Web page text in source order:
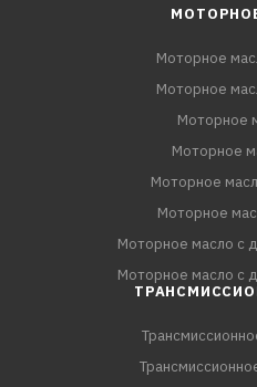
Моторное
Моторное
Моторное
Моторное
Моторное
Моторное
Моторное масло с
Моторное масло с